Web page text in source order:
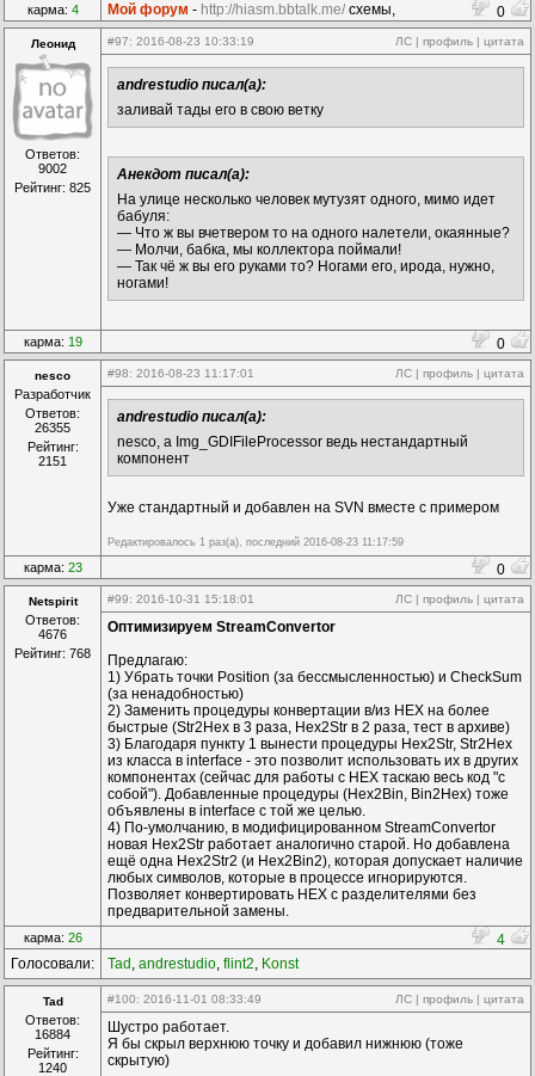
карма: 4 Мой форум - http://hiasm.bbtalk.me/ схемы,
компоненты...
0
Леонид
Ответов:
9002
Рейтинг: 825
#97: 2016-08-23 10:33:19 ЛС | профиль | цитата
andrestudio писал(а):
заливай тады его в свою ветку
Анекдот писал(а):
На улице несколько человек мутузят одного, мимо идет
бабуля:
— Что ж вы вчетвером то на одного налетели, окаянные?
— Молчи, бабка, мы коллектора поймали!
— Так чё ж вы его руками то? Ногами его, ирода, нужно,
ногами!
карма: 19 0
nesco
Разработчик
Ответов:
26355
Рейтинг:
2151
#98: 2016-08-23 11:17:01 ЛС | профиль | цитата
andrestudio писал(а):
nesco, а Img_GDIFileProcessor ведь нестандартный
компонент
Уже стандартный и добавлен на SVN вместе с примером
Редактировалось 1 раз(а), последний 2016-08-23 11:17:59
карма: 23 0
Netspirit
Ответов:
4676
Рейтинг: 768
#99: 2016-10-31 15:18:01 ЛС | профиль | цитата
Оптимизируем StreamConvertor
Предлагаю:
1) Убрать точки Position (за бессмысленностью) и CheckSum
(за ненадобностью)
2) Заменить процедуры конвертации в/из HEX на более
быстрые (Str2Hex в 3 раза, Hex2Str в 2 раза, тест в архиве)
3) Благодаря пункту 1 вынести процедуры Hex2Str, Str2Hex
из класса в interface - это позволит использовать их в других
компонентах (сейчас для работы с HEX таскаю весь код "с
собой"). Добавленные процедуры (Hex2Bin, Bin2Hex) тоже
объявлены в interface с той же целью.
4) По-умолчанию, в модифицированном StreamConvertor
новая Hex2Str работает аналогично старой. Но добавлена
ещё одна Hex2Str2 (и Hex2Bin2), которая допускает наличие
любых символов, которые в процессе игнорируются.
Позволяет конвертировать HEX с разделителями без
предварительной замены.
карма: 26
4
Голосовали:
Tad , andrestudio, flint2, Konst
Tad
Ответов:
16884
Рейтинг:
1240
#100: 2016-11-01 08:33:49 ЛС | профиль | цитата
Шустро работает.
Я бы скрыл верхнюю точку и добавил нижнюю (тоже
скрытую)